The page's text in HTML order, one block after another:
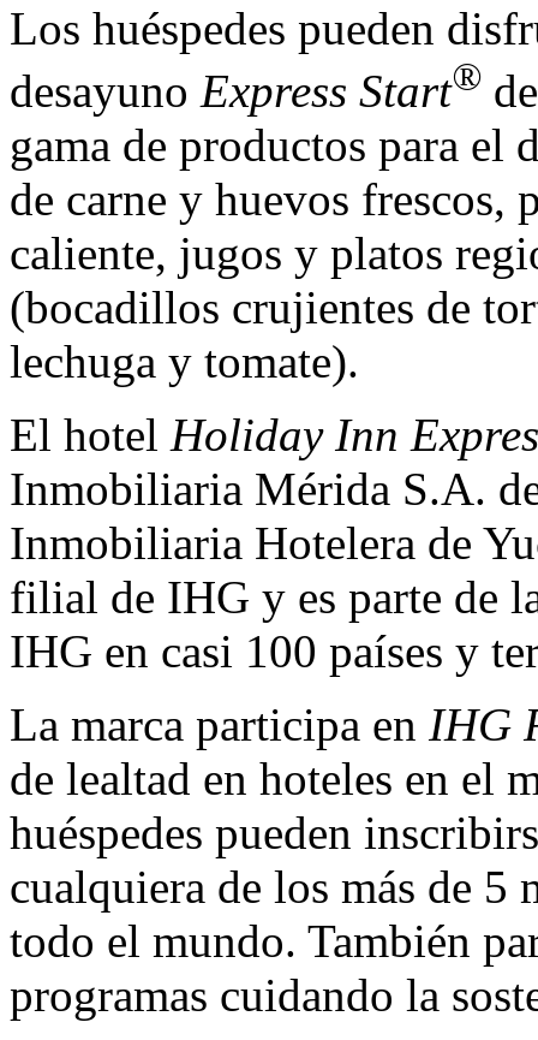
Los huéspedes pueden
desayuno Express Start®
gama de productos para el
de carne y huevos frescos,
caliente, jugos y platos
(bocadillos crujientes de
lechuga y tomate).
El hotel Holiday Inn
Inmobiliaria Mérida S.A.
Inmobiliaria Hotelera de
filial de IHG y es parte de
IHG en casi 100 países y
La marca participa en IHG
de lealtad en hoteles en el
huéspedes pueden
cualquiera de los más de 5
todo el mundo. También
programas cuidando la